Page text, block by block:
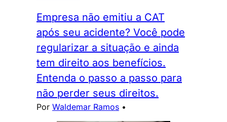
Empresa não emitiu a CAT
após seu acidente? Você pode
regularizar a situação e ainda
tem direito aos benefícios.
Entenda o passo a passo para
não perder seus direitos.
Por Waldemar Ramos •